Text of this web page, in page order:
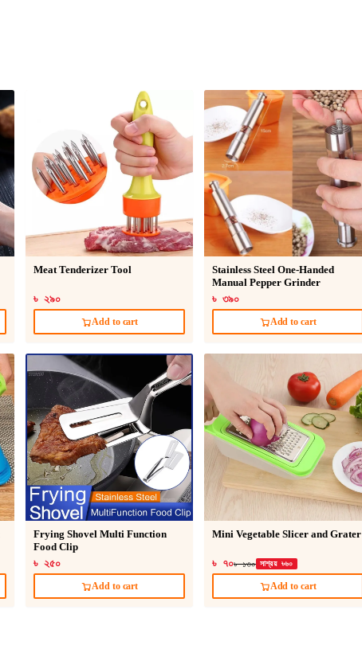
Meat Tenderizer Tool
৳ ২৯০
Add to cart
Stainless Steel One-Handed
Manual Pepper Grinder
৳ ৩৯০
Add to cart
Frying Shovel Multi Function
Food Clip
৳ ২৫০
Add to cart
Mini Vegetable Slicer and Grater
৳ ৭০৳ ১৩০ সাশ্রয় ৳৬০
Add to cart